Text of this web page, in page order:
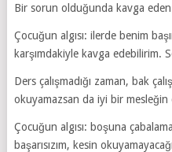
Bir sorun olduğunda kavga
Çocuğun algısı: ilerde benim
karşımdakiyle kavga edebilirim.
Ders çalışmadığı zaman, bak
okuyamazsan da iyi bir mesleğin
Çocuğun algısı: boşuna
başarısızım, kesin